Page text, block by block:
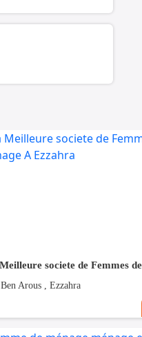
Ben Arous , Ezzahra